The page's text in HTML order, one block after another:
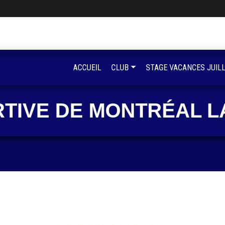
DE MONTRÉAL
ACCUEIL CLUB STAGE VACANCES